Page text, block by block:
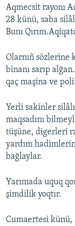
İNSAN AQLARI
VİDEO
BLOGLAR
FİKİR
Русский
Українською
QOŞULIÑIZ!
RFE/RS bütün
Aqmecsit rayonı
28 künü, saba
Bunı
Olarnıñ sözlerine
binanı sarıp
qaç maşina ve
Yerli sakinler
maqsadını
tüşüne, digerleri
yardım
bağlaylar.
Yarımada uquq
şimdilik yoqtır.
Cumaertesi